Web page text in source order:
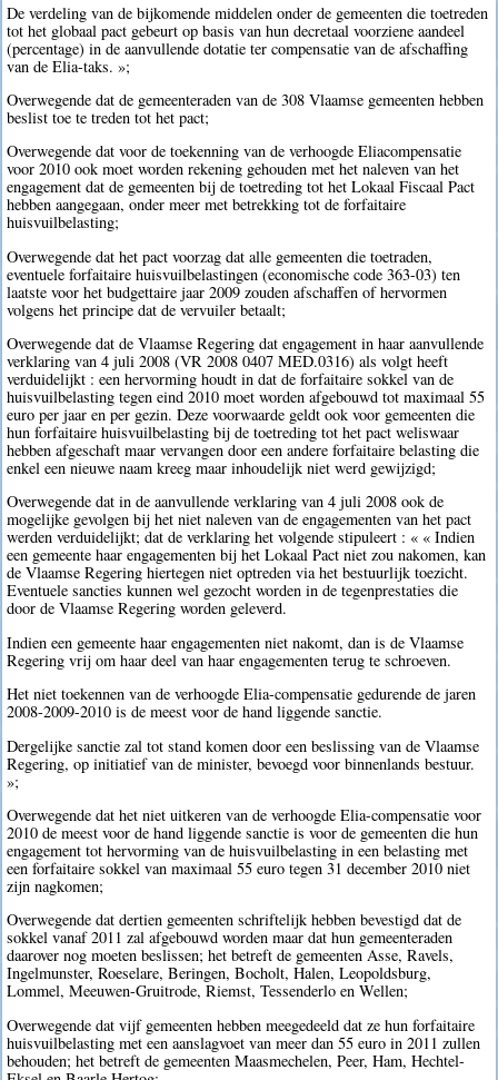
De verdeling van de bijkomende middelen onder de gemeenten die toetreden
tot het globaal pact gebeurt op basis van hun decretaal voorziene aandeel
(percentage) in de aanvullende dotatie ter compensatie van de afschaffing
van de Elia-taks. »;
Overwegende dat de gemeenteraden van de 308 Vlaamse gemeenten hebben
beslist toe te treden tot het pact;
Overwegende dat voor de toekenning van de verhoogde Eliacompensatie
voor 2010 ook moet worden rekening gehouden met het naleven van het
engagement dat de gemeenten bij de toetreding tot het Lokaal Fiscaal Pact
hebben aangegaan, onder meer met betrekking tot de forfaitaire
huisvuilbelasting;
Overwegende dat het pact voorzag dat alle gemeenten die toetraden,
eventuele forfaitaire huisvuilbelastingen (economische code 363-03) ten
laatste voor het budgettaire jaar 2009 zouden afschaffen of hervormen
volgens het principe dat de vervuiler betaalt;
Overwegende dat de Vlaamse Regering dat engagement in haar aanvullende
verklaring van 4 juli 2008 (VR 2008 0407 MED.0316) als volgt heeft
verduidelijkt : een hervorming houdt in dat de forfaitaire sokkel van de
huisvuilbelasting tegen eind 2010 moet worden afgebouwd tot maximaal 55
euro per jaar en per gezin. Deze voorwaarde geldt ook voor gemeenten die
hun forfaitaire huisvuilbelasting bij de toetreding tot het pact weliswaar
hebben afgeschaft maar vervangen door een andere forfaitaire belasting die
enkel een nieuwe naam kreeg maar inhoudelijk niet werd gewijzigd;
Overwegende dat in de aanvullende verklaring van 4 juli 2008 ook de
mogelijke gevolgen bij het niet naleven van de engagementen van het pact
werden verduidelijkt; dat de verklaring het volgende stipuleert : « « Indien
een gemeente haar engagementen bij het Lokaal Pact niet zou nakomen, kan
de Vlaamse Regering hiertegen niet optreden via het bestuurlijk toezicht.
Eventuele sancties kunnen wel gezocht worden in de tegenprestaties die
door de Vlaamse Regering worden geleverd.
Indien een gemeente haar engagementen niet nakomt, dan is de Vlaamse
Regering vrij om haar deel van haar engagementen terug te schroeven.
Het niet toekennen van de verhoogde Elia-compensatie gedurende de jaren
2008-2009-2010 is de meest voor de hand liggende sanctie.
Dergelijke sanctie zal tot stand komen door een beslissing van de Vlaamse
Regering, op initiatief van de minister, bevoegd voor binnenlands bestuur.
»;
Overwegende dat het niet uitkeren van de verhoogde Elia-compensatie voor
2010 de meest voor de hand liggende sanctie is voor de gemeenten die hun
engagement tot hervorming van de huisvuilbelasting in een belasting met
een forfaitaire sokkel van maximaal 55 euro tegen 31 december 2010 niet
zijn nagkomen;
Overwegende dat dertien gemeenten schriftelijk hebben bevestigd dat de
sokkel vanaf 2011 zal afgebouwd worden maar dat hun gemeenteraden
daarover nog moeten beslissen; het betreft de gemeenten Asse, Ravels,
Ingelmunster, Roeselare, Beringen, Bocholt, Halen, Leopoldsburg,
Lommel, Meeuwen-Gruitrode, Riemst, Tessenderlo en Wellen;
Overwegende dat vijf gemeenten hebben meegedeeld dat ze hun forfaitaire
huisvuilbelasting met een aanslagvoet van meer dan 55 euro in 2011 zullen
behouden; het betreft de gemeenten Maasmechelen, Peer, Ham, Hechtel-